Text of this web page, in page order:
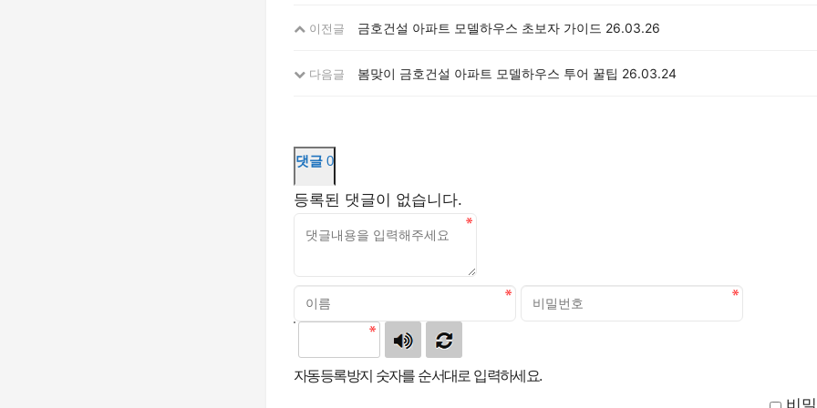
이전글 금호건설 아파트 모델하우스 초보자 가이드 26.03.26
다음글 봄맞이 금호건설 아파트 모델하우스 투어 꿀팁 26.03.24
댓글 0
등록된 댓글이 없습니다.
자동등록방지 숫자를 순서대로 입력하세요.
비